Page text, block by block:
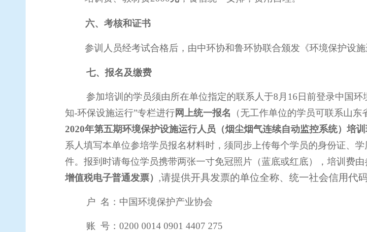
六、考核和证书
参训人员经考试合格后，由中环协和鲁环协联合颁发《环境保护设施
七、 报名及缴费
参加培训的学员须由所在单位指定的联系人于8 月 16 日前登录中国环
知-环保设施运行”专栏进行网上统一报名 （无工作单位的学员可联系山东
2020年第五期环境保护设施运行人员 （烟尘烟气连续自动监控系统）培
系人填写本单位参培学员报名材料时，须同步上传每个学员的身份证、
件。报到时请每位学员携带两张一寸免冠照片（蓝底或红底），培训费
增值税电子普通发票） ,请提供开具发票的单位全称、统一社会信用代
户 名：中国环境保护产业协会
账 号： 0200 0014 0901 4407 275